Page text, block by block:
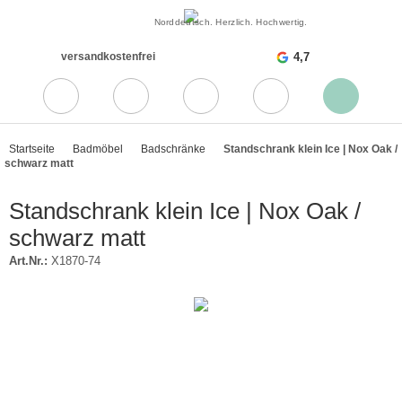
Norddeutsch. Herzlich. Hochwertig.
versandkostenfrei 4,7
Startseite Badmöbel Badschränke
Standschrank klein Ice | Nox Oak /
schwarz matt
Standschrank klein Ice | Nox Oak /
schwarz matt
Art.Nr.: X1870-74